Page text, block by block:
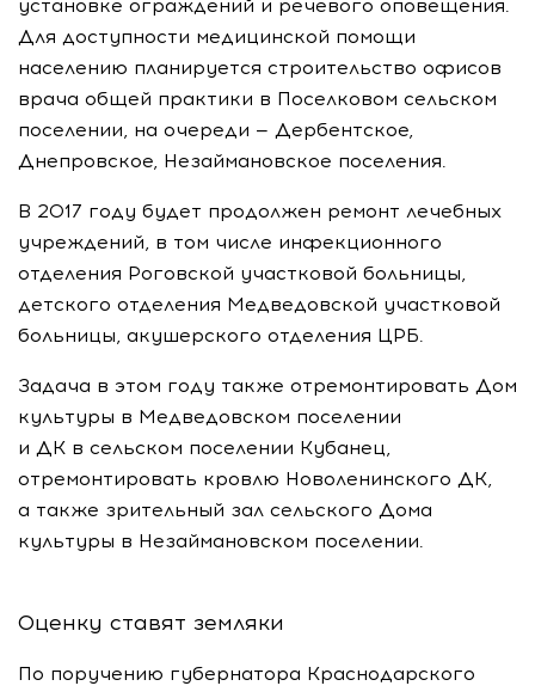
установке ограждений и речевого оповещения.
Для доступности медицинской помощи
населению планируется строительство офисов
врача общей практики в Поселковом сельском
поселении, на очереди — Дербентское,
Днепровское, Незаймановское поселения.
В 2017 году будет продолжен ремонт лечебных
учреждений, в том числе инфекционного
отделения Роговской участковой больницы,
детского отделения Медведовской участковой
больницы, акушерского отделения ЦРБ.
Задача в этом году также отремонтировать Дом
культуры в Медведовском поселении
и ДК в сельском поселении Кубанец,
отремонтировать кровлю Новоленинского ДК,
а также зрительный зал сельского Дома
культуры в Незаймановском поселении.
Оценку ставят земляки
По поручению губернатора Краснодарского